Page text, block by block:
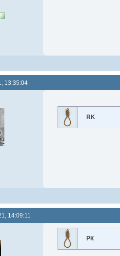
13:35:04
RK
14:09:11
РК